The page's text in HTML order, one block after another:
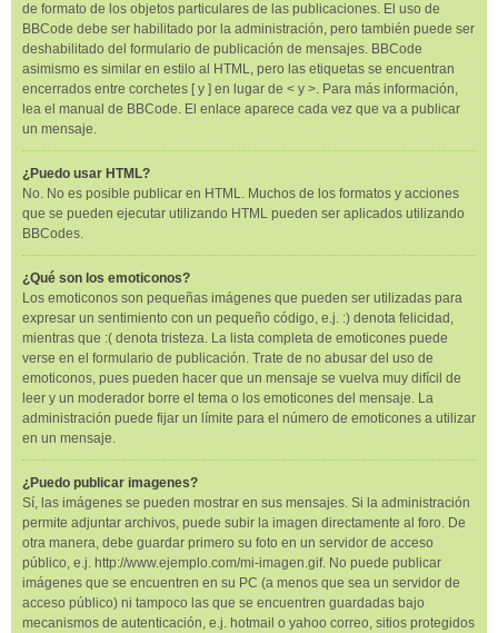
de formato de los objetos particulares de las publicaciones. El uso de
BBCode debe ser habilitado por la administración, pero también puede ser
deshabilitado del formulario de publicación de mensajes. BBCode
asimismo es similar en estilo al HTML, pero las etiquetas se encuentran
encerrados entre corchetes [ y ] en lugar de < y >. Para más información,
lea el manual de BBCode. El enlace aparece cada vez que va a publicar
un mensaje.
¿Puedo usar HTML?
No. No es posible publicar en HTML. Muchos de los formatos y acciones
que se pueden ejecutar utilizando HTML pueden ser aplicados utilizando
BBCodes.
¿Qué son los emoticonos?
Los emoticonos son pequeñas imágenes que pueden ser utilizadas para
expresar un sentimiento con un pequeño código, e.j. :) denota felicidad,
mientras que :( denota tristeza. La lista completa de emoticones puede
verse en el formulario de publicación. Trate de no abusar del uso de
emoticonos, pues pueden hacer que un mensaje se vuelva muy difícil de
leer y un moderador borre el tema o los emoticones del mensaje. La
administración puede fijar un límite para el número de emoticones a utilizar
en un mensaje.
¿Puedo publicar imagenes?
Sí, las imágenes se pueden mostrar en sus mensajes. Si la administración
permite adjuntar archivos, puede subir la imagen directamente al foro. De
otra manera, debe guardar primero su foto en un servidor de acceso
público, e.j. http://www.ejemplo.com/mi-imagen.gif. No puede publicar
imágenes que se encuentren en su PC (a menos que sea un servidor de
acceso público) ni tampoco las que se encuentren guardadas bajo
mecanismos de autenticación, e.j. hotmail o yahoo correo, sitios protegidos